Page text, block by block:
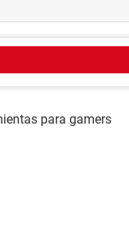
para gamers